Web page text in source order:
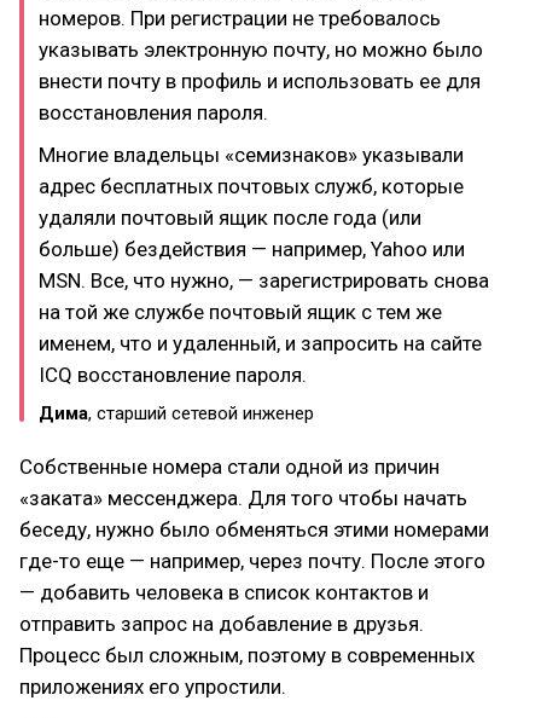
номеров. При регистрации не требовалось
указывать электронную почту, но можно было
внести почту в профиль и использовать ее для
восстановления пароля.
Многие владельцы «семизнаков» указывали
адрес бесплатных почтовых служб, которые
удаляли почтовый ящик после года (или
больше) бездействия — например, Yahoo или
MSN. Все, что нужно, — зарегистрировать снова
на той же службе почтовый ящик с тем же
именем, что и удаленный, и запросить на сайте
ICQ восстановление пароля.
Дима, старший сетевой инженер
Собственные номера стали одной из причин
«заката» мессенджера. Для того чтобы начать
беседу, нужно было обменяться этими номерами
где-то еще — например, через почту. После этого
— добавить человека в список контактов и
отправить запрос на добавление в друзья.
Процесс был сложным, поэтому в современных
приложениях его упростили.